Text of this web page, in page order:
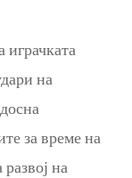
играчката
на
за време на
на